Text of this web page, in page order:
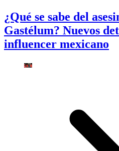
¿Qué se sabe del
Gastélum? Nuevos
influencer mexicano